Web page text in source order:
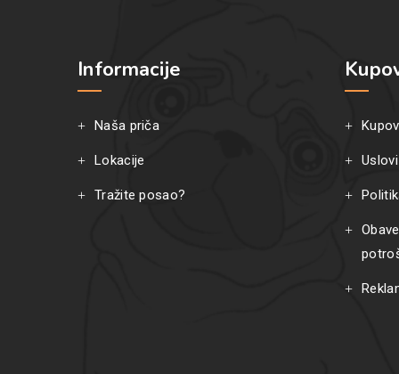
Informacije
Naša priča
Lokacije
Tražite posao?